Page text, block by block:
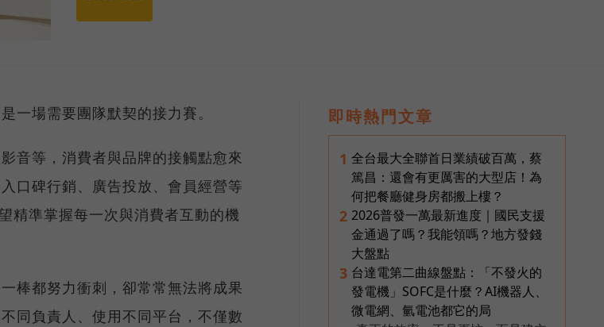
一場需要團隊默契的接力賽。
音等，消費者與品牌的接觸點愈來
口碑行銷、廣告投放、會員經營等
精準掌握每一次與消費者互動的機
棒都努力衝刺，卻常常無法將成果
同負責人、使用不同平台，不僅數
即時熱門文章
1 全台最大全聯首日業績破百萬，蔡
篤昌：還會有更厲害的大型店！為
何把餐廳健身房都搬上樓？
2 2026普發一萬最新進度｜國民支援
金通過了嗎？我能領嗎？地方發錢
大盤點
3 台達電第二曲線盤點：「不發火的
發電機」SOFC是什麼？AI機器人、
微電網、氫電池都它的局